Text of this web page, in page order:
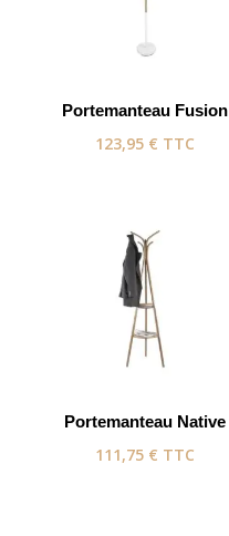
Portemanteau Fusion
123,95 € TTC
Portemanteau Native
111,75 € TTC